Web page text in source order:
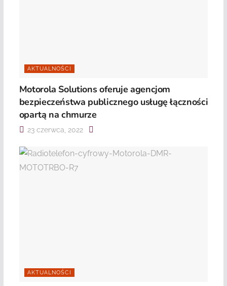
AKTUALNOŚCI
Motorola Solutions oferuje agencjom
bezpieczeństwa publicznego usługę łączności
opartą na chmurze
23 czerwca, 2022
AKTUALNOŚCI